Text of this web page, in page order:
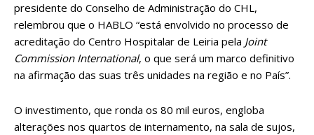
presidente do Conselho de Administração do CHL,
relembrou que o HABLO “está envolvido no processo de
acreditação do Centro Hospitalar de Leiria pela Joint
Commission International, o que será um marco definitivo
na afirmação das suas três unidades na região e no País”.
O investimento, que ronda os 80 mil euros, engloba
alterações nos quartos de internamento, na sala de sujos,